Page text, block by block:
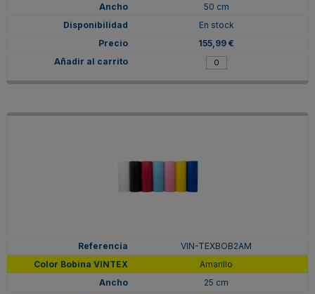
50 cm
En stock
155,99 €
VIN-TEXBOB2AM
Amarillo
25 cm